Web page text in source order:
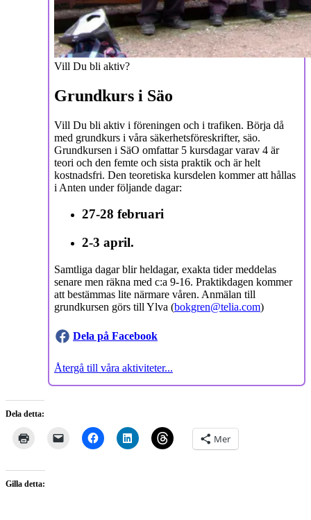
Vill Du bli aktiv?
Grundkurs i Säo
Vill Du bli aktiv i föreningen och i trafiken. Börja då
med grundkurs i våra säkerhetsföreskrifter, säo.
Grundkursen i SäO omfattar 5 kursdagar varav 4 är
teori och den femte och sista praktik och är helt
kostnadsfri. Den teoretiska kursdelen kommer att hållas
i Anten under följande dagar:
27-28 februari
2-3 april.
Samtliga dagar blir heldagar, exakta tider meddelas
senare men räkna med c:a 9-16. Praktikdagen kommer
att bestämmas lite närmare våren. Anmälan till
grundkursen görs till Ylva (bokgren@telia.com)
Dela på Facebook
Återgå till våra aktiviteter...
Dela detta:
Mer
Gilla detta: